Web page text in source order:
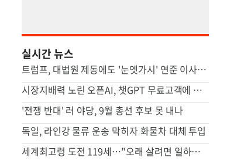
실시간 뉴스
트럼프, 대법원 제동에도 '눈엣가시' 연준 이사 해임 재추진
시장지배력 노린 오픈AI, 챗GPT 무료고객에 최신 모델 무한제공
'전쟁 반대' 러 야당, 9월 총선 후보 못 내나
독일, 라인강 물류 운송 막히자 화물차 대체 투입
세계최고령 도전 119세…"오래 살려면 일하고 건강하게 먹어라"